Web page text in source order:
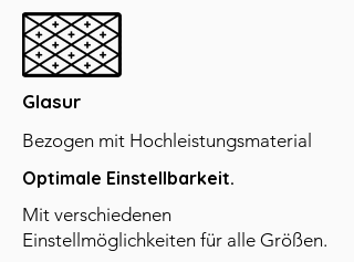
Glasur
Bezogen mit Hochleistungsmaterial
Optimale Einstellbarkeit.
Mit verschiedenen
Einstellmöglichkeiten für alle Größen.